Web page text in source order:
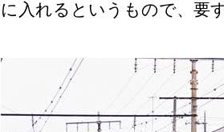
に入れるというもので、要